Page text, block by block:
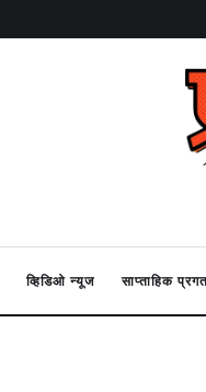
व्हिडिओ न्यूज साप्ताहिक